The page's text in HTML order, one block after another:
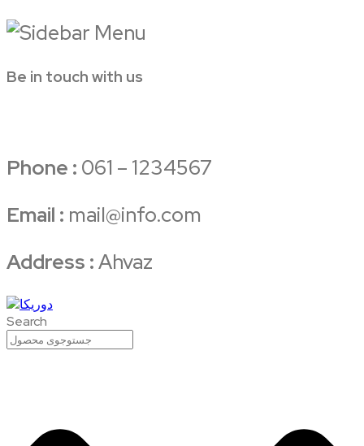
Be in touch with us
Phone : 061 – 1234567
Email : mail@info.com
Address :Ahvaz
Search